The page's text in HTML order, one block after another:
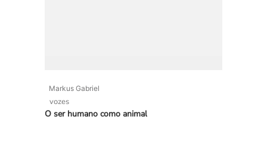
Markus Gabriel
vozes
O ser humano como animal